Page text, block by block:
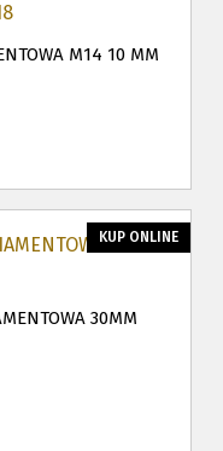
M14 10 MM
30MM
KUP ONLINE